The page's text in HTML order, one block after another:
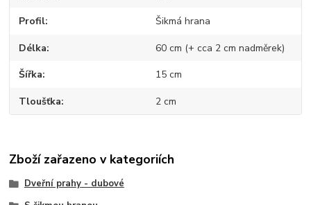
Profil Šikmá hrana
Délka 60 cm (+ cca 2 cm nadměrek)
Šířka 15 cm
Tloušťka 2 cm
Zboží zařazeno v kategoriích
Dveřní prahy - dubové